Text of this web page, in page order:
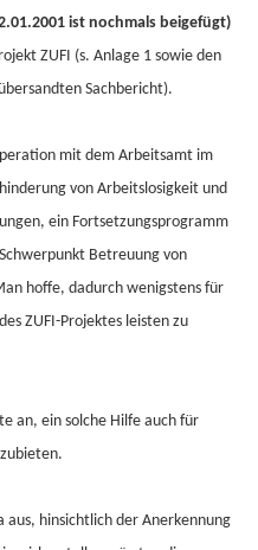
ist nochmals beigefügt)
ZUFI (s. Anlage 1 sowie den
Sachbericht).
mit dem Arbeitsamt im
von Arbeitslosigkeit und
ein Fortsetzungsprogramm
Betreuung von
hoffe, dadurch wenigstens für
ZUFI-Projektes leisten zu
an, ein solche Hilfe auch für
hinsichtlich der Anerkennung